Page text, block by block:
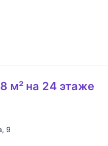
м² на 24 этаже
, 9